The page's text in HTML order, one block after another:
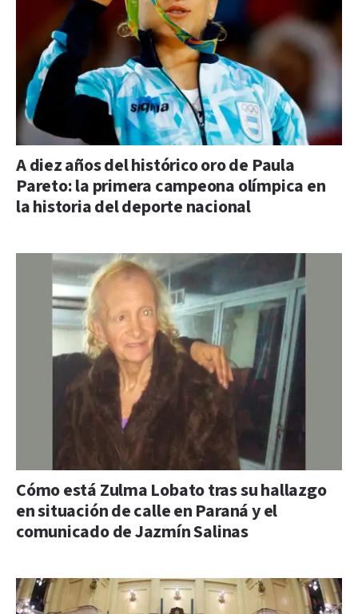
A diez años del histórico oro de Paula
Pareto: la primera campeona olímpica en
la historia del deporte nacional
Cómo está Zulma Lobato tras su hallazgo
en situación de calle en Paraná y el
comunicado de Jazmín Salinas